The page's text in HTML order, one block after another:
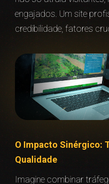
engajados. Um site
credibilidade, fatores
O Impacto Sinérgico:
Qualidade
Imagine combinar